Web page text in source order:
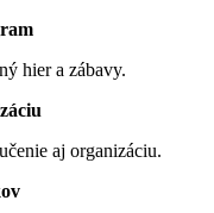
hier a zábavy.
aj organizáciu.